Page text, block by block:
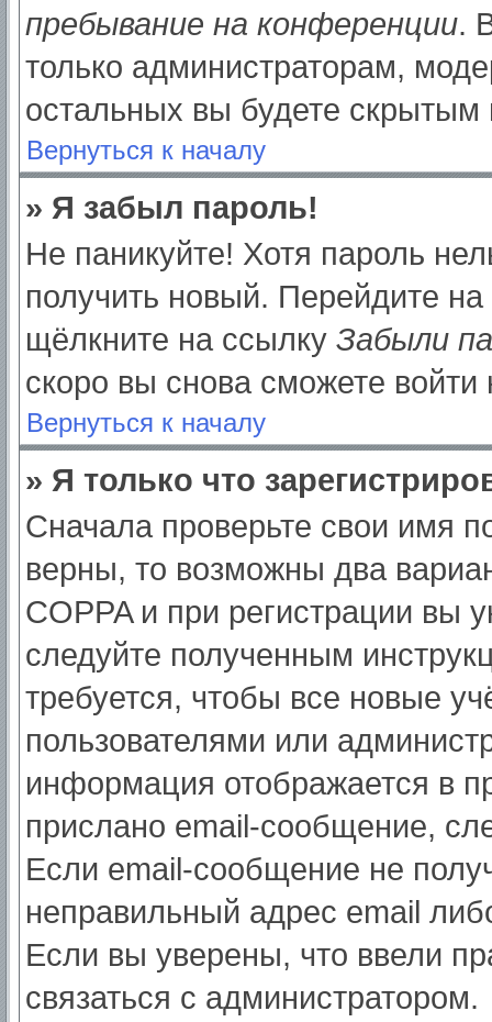
пребывание на конференции.
только администраторам,
остальных вы будете скрытым
Вернуться к началу
» Я забыл пароль!
Не паникуйте! Хотя пароль
получить новый. Перейдите
щёлкните на ссылку Забыли
скоро вы снова сможете
Вернуться к началу
» Я только что
Сначала проверьте свои имя
верны, то возможны два
COPPA и при регистрации вы
следуйте полученным
требуется, чтобы все новые
пользователями или
информация отображается в
прислано email-сообщение,
Если email-сообщение не
неправильный адрес email
Если вы уверены, что ввели
связаться с администратором.